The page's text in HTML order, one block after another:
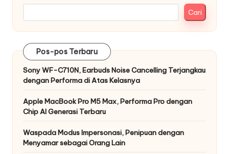
Cari
Pos-pos Terbaru
Sony WF-C710N, Earbuds Noise Cancelling Terjangkau
dengan Performa di Atas Kelasnya
Apple MacBook Pro M5 Max, Performa Pro dengan
Chip AI Generasi Terbaru
Waspada Modus Impersonasi, Penipuan dengan
Menyamar sebagai Orang Lain